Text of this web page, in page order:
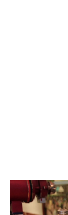
巴
登
咖
啡,